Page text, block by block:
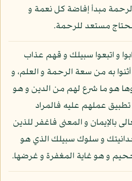
مبدأ إفاضة كل نعمة و
مستعد للرحمة.
و اتبعوا سبيلك و قهم عذاب
به من سعة الرحمة و العلم، و
هو ما شرع لهم من الدين و هو
تطبيق عملهم عليه فالمراد
بالإيمان و المعنى فاغفر للذين
و سلوك سبيلك الذي هو
و هو غاية المغفرة و غرضها.